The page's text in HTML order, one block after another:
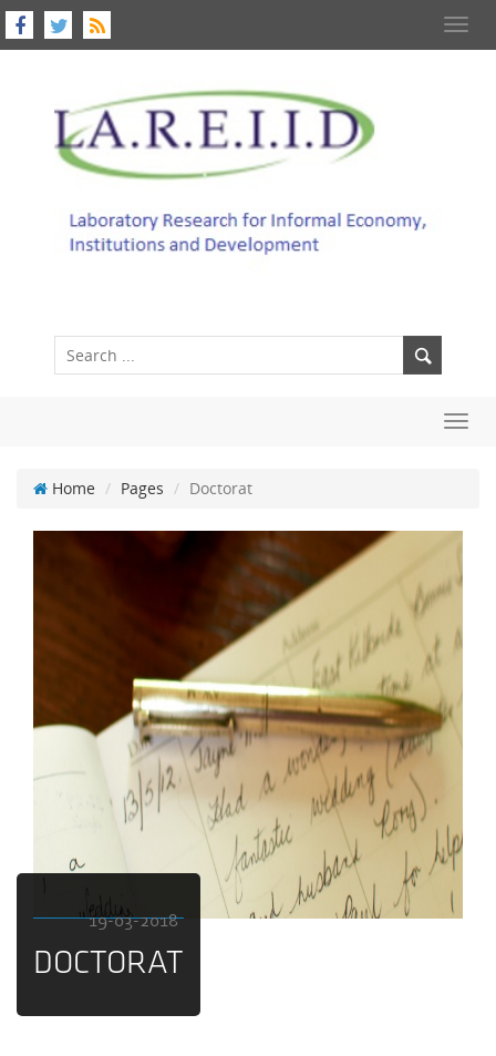
Home Pages Doctorat
19-03-2018
DOCTORAT